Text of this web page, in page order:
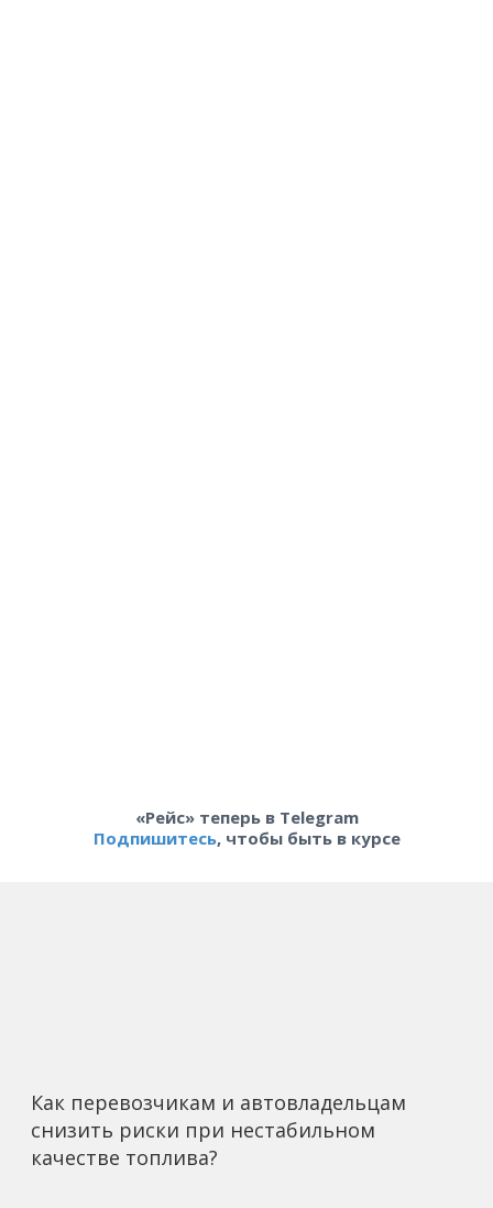
«Рейс» теперь в Telegram
Подпишитесь, чтобы быть в курсе
Как перевозчикам и автовладельцам
снизить риски при нестабильном
качестве топлива?